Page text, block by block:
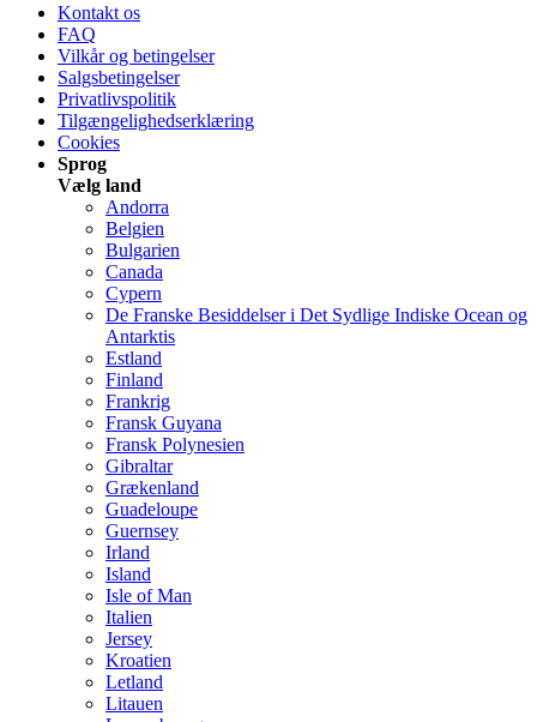
Kontakt os
FAQ
Vilkår og betingelser
Salgsbetingelser
Privatlivspolitik
Tilgængelighedserklæring
Cookies
Sprog
Vælg land
Andorra
Belgien
Bulgarien
Canada
Cypern
De Franske Besiddelser i Det Sydlige Indiske Ocean og
Antarktis
Estland
Finland
Frankrig
Fransk Guyana
Fransk Polynesien
Gibraltar
Grækenland
Guadeloupe
Guernsey
Irland
Island
Isle of Man
Italien
Jersey
Kroatien
Letland
Litauen